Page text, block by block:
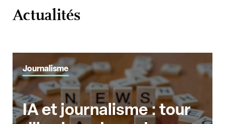
Actualités
Journalisme
IA et journalisme : tour